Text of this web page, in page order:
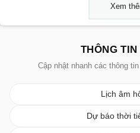
Xem
THÔNG
Cập nhật nhanh các thông
Lịch âm
Dự báo thời